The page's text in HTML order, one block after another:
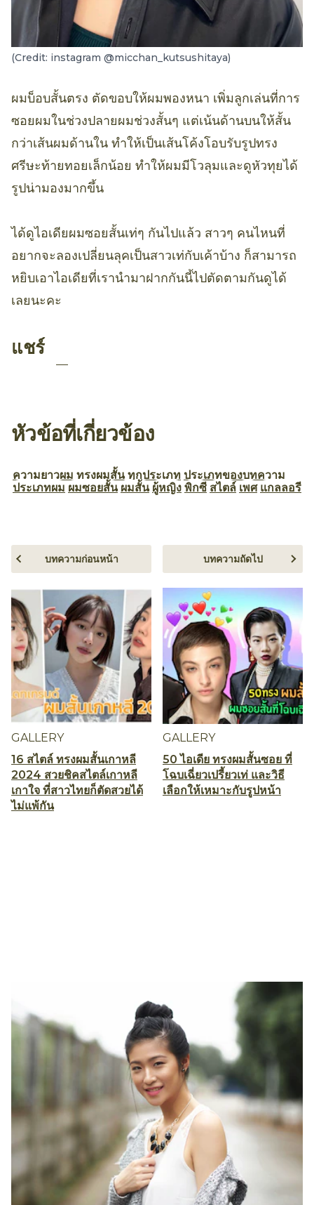
(Credit: instagram @micchan_kutsushitaya)
ผมบ็อบสั้นตรง ตัดขอบให้ผมพองหนา เพิ่มลูกเล่นที่การ
ซอยผมในช่วงปลายผมช่วงสั้นๆ แต่เน้นด้านบนให้สั้น
กว่าเส้นผมด้านใน ทำให้เป็นเส้นโค้งโอบรับรูปทรง
ศรีษะท้ายทอยเล็กน้อย ทำให้ผมมีโวลุมและดูหัวทุยได้
รูปน่ามองมากขึ้น
ได้ดูไอเดียผมซอยสั้นเท่ๆ กันไปแล้ว สาวๆ คนไหนที่
อยากจะลองเปลี่ยนลุคเป็นสาวเท่กับเค้าบ้าง ก็สามารถ
หยิบเอาไอเดียที่เรานำมาฝากกันนี้ไปตัดตามกันดูได้
เลยนะคะ
แชร์
หัวข้อที่เกี่ยวข้อง
ความยาวผม ทรงผมสั้น ทุกประเภท ประเภทของบทความ
ประเภทผม ผมซอยสั้น ผมสั้น ผู้หญิง พิกซี สไตล์ เพศ แกลลอรี
GALLERY
16 สไตล์ ทรงผมสั้นเกาหลี
2024 สวยชิคสไตล์เกาหลี
เกาใจ ที่สาวไทยก็ตัดสวยได้
ไม่แพ้กัน
บทความก่อนหน้า
GALLERY
50 ไอเดีย ทรงผมสั้นซอย ที่
โฉบเฉี่ยวเปรี้ยวเท่ และวิธี
เลือกให้เหมาะกับรูปหน้า
บทความถัดไป